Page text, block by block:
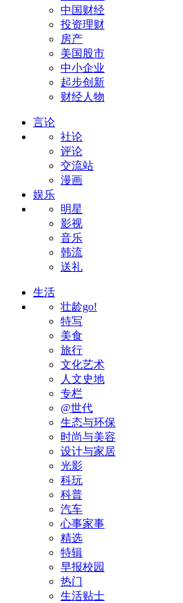
中国财经
投资理财
房产
美国股市
中小企业
起步创新
财经人物
言论
社论
评论
交流站
漫画
娱乐
明星
影视
音乐
韩流
送礼
生活
壮龄go!
特写
美食
旅行
文化艺术
人文史地
专栏
@世代
生态与环保
时尚与美容
设计与家居
光影
科玩
科普
汽车
心事家事
精选
特辑
早报校园
热门
生活贴士